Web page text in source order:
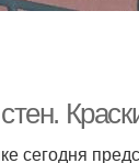
сегодня